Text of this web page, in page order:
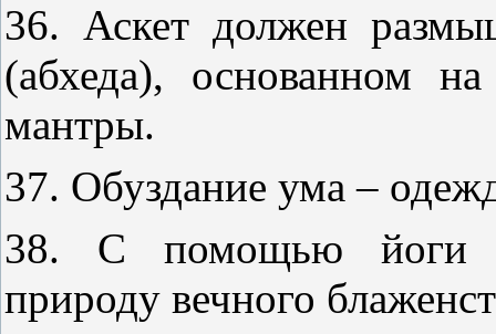
36. Аскет должен
(абхеда), основанном
мантры.
37. Обуздание ума –
38. C помощью йоги
природу вечного